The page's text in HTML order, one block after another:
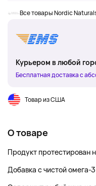
Все товары Nordic
Курьером в любой
Бесплатная доставка с
Товар из США
О товаре
Продукт протестирован
Добавка с чистой омега-